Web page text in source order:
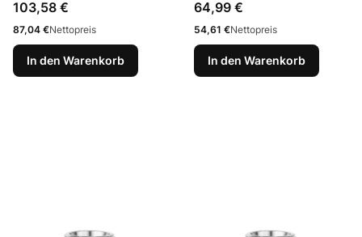
Preis
103,58 €
Preis
87,04 €Nettopreis
In den Warenkorb
Preis
64,99 €
Preis
54,61 €Nettopreis
In den Warenkorb